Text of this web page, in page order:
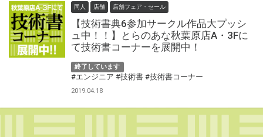
同人 店舗 店舗フェア・セール
【技術書典6参加サークル作品大プッシ
ュ中！！】とらのあな秋葉原店A・3Fに
て技術書コーナーを展開中！
終了しています
#エンジニア #技術書 #技術書コーナー
2019.04.18